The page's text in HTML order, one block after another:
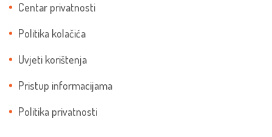
Centar privatnosti
Politika kolačića
Uvjeti korištenja
Pristup informacijama
Politika privatnosti